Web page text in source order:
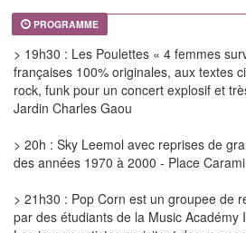
PROGRAMME
> 19h30 : Les Poulettes « 4 femmes
françaises 100% originales, aux textes
rock, funk pour un concert explosif et
Jardin Charles Gaou
> 20h : Sky Leemol avec reprises de
des années 1970 à 2000 - Place Carami
> 21h30 : Pop Corn est un groupee de
par des étudiants de la Music Académy